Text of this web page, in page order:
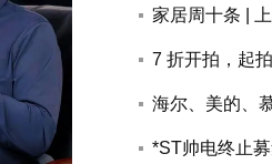
搜狐专访美
家居周十条 |
康公示家具电
7 折开拍，起
海尔、美的、
*ST帅电终止